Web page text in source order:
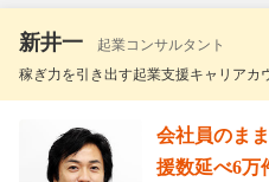
新井一
起業コンサルタント
稼ぎ力を引き出す起業支援キャリアカ
会社員のま
援数延べ6万